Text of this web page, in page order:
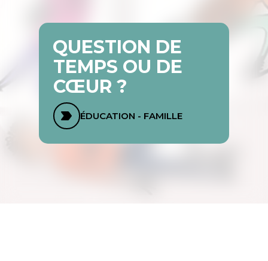
QUESTION DE
TEMPS OU DE
CŒUR ?
ÉDUCATION - FAMILLE